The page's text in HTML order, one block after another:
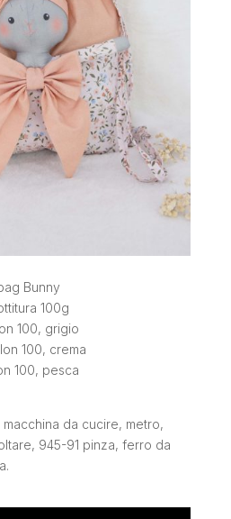
Bunny
100g
100, grigio
100, crema
100, pesca
da cucire, metro,
945-91 pinza, ferro da